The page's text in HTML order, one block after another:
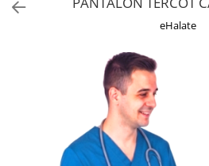
Costume Unisex
Bluze unisex cu imprimeuri
Bluze medicale uni
Halate medicale
Halate Bianca
eHalate